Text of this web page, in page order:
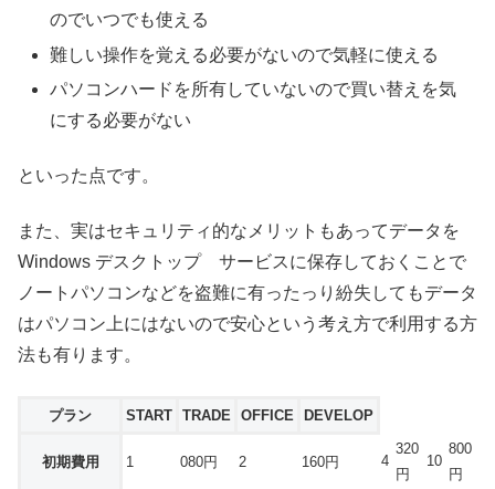
のでいつでも使える
難しい操作を覚える必要がないので気軽に使える
パソコンハードを所有していないので買い替えを気
にする必要がない
といった点です。
また、実はセキュリティ的なメリットもあってデータを
Windows デスクトップ サービスに保存しておくことで
ノートパソコンなどを盗難に有ったっり紛失してもデータ
はパソコン上にはないので安心という考え方で利用する方
法も有ります。
プラン START TRADE OFFICE DEVELOP
初期費用 1 080円 2 160円 4
320
円
10
800
円